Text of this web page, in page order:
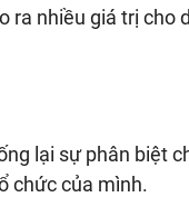
ra nhiều giá trị cho
lại sự phân biệt
chức của mình.